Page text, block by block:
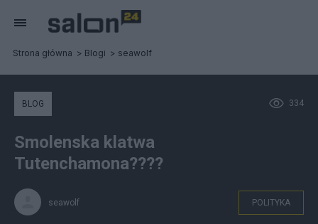
Strona główna Blogi seawolf
334
BLOG
Smolenska klatwa
Tutenchamona????
seawolf POLITYKA